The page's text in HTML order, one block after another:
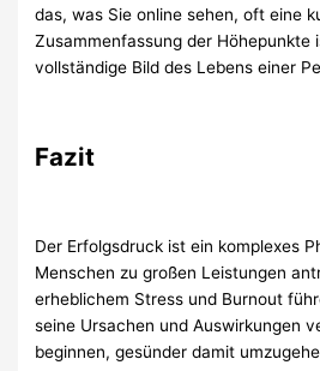
das, was Sie online sehen, oft eine
Zusammenfassung der Höhepunkte
vollständige Bild des Lebens einer
Fazit
Der Erfolgsdruck ist ein komplexes
Menschen zu großen Leistungen
erheblichem Stress und Burnout
seine Ursachen und Auswirkungen
beginnen, gesünder damit